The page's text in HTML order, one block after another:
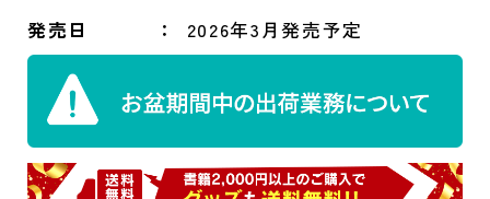
発売日 2026年3月発売予定